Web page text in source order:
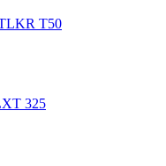
T50
325